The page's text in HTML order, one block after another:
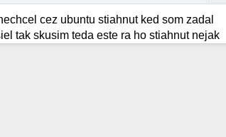
cez ubuntu stiahnut ked som zadal
tak skusim teda este ra ho stiahnut nejak